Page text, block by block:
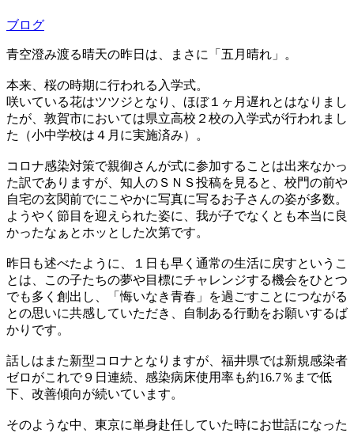
ブログ
青空澄み渡る晴天の昨日は、まさに「五月晴れ」。
本来、桜の時期に行われる入学式。
咲いている花はツツジとなり、ほぼ１ヶ月遅れとはなりまし
たが、敦賀市においては県立高校２校の入学式が行われまし
た（小中学校は４月に実施済み）。
コロナ感染対策で親御さんが式に参加することは出来なかっ
た訳でありますが、知人のＳＮＳ投稿を見ると、校門の前や
自宅の玄関前でにこやかに写真に写るお子さんの姿が多数。
ようやく節目を迎えられた姿に、我が子でなくとも本当に良
かったなぁとホッとした次第です。
昨日も述べたように、１日も早く通常の生活に戻すというこ
とは、この子たちの夢や目標にチャレンジする機会をひとつ
でも多く創出し、「悔いなき青春」を過ごすことにつながる
との思いに共感していただき、自制ある行動をお願いするば
かりです。
話しはまた新型コロナとなりますが、福井県では新規感染者
ゼロがこれで９日連続、感染病床使用率も約16.7％まで低
下、改善傾向が続いています。
そのような中、東京に単身赴任していた時にお世話になった